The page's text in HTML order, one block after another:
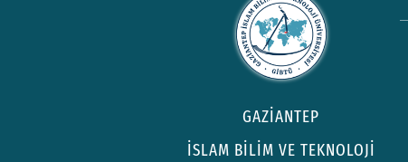
GAZİANTEP
İSLAM BİLİM VE TEKNOLOJİ